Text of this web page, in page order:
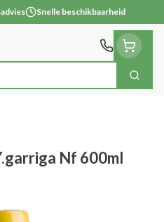
Snelle beschikbaarheid
Zoek
Nf 600ml